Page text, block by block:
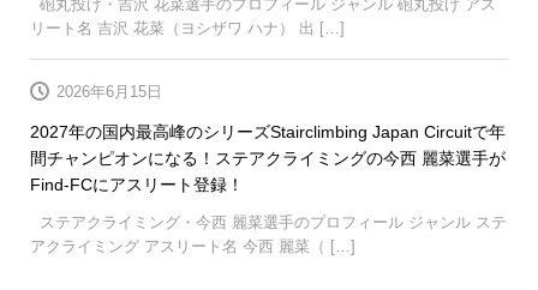
砲丸投げ・吉沢 花菜選手のプロフィール ジャンル 砲丸投げ アス
リート名 吉沢 花菜（ヨシザワ ハナ） 出 […]
2027年の国内最高峰のシリーズStairclimbing Japan Circuitで年
間チャンピオンになる！ステアクライミングの今西 麗菜選手が
Find-FCにアスリート登録！
2026年6月15日
ステアクライミング・今西 麗菜選手のプロフィール ジャンル ステ
アクライミング アスリート名 今西 麗菜（ […]